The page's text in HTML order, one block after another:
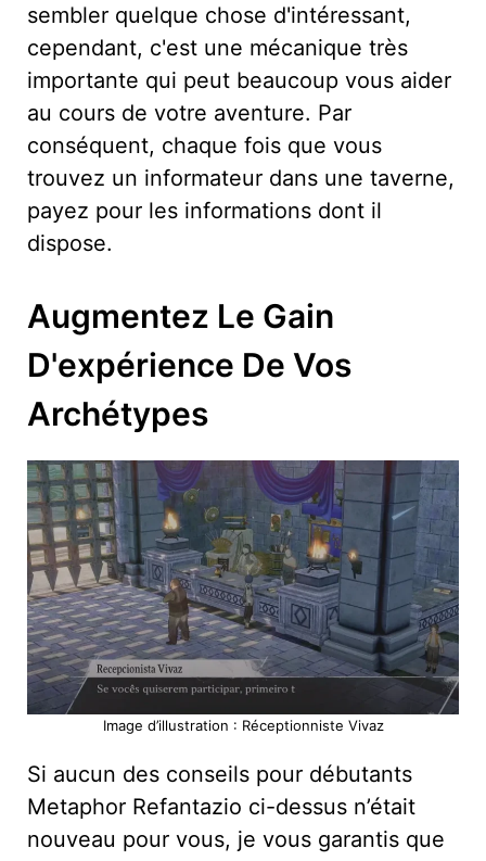
sembler quelque chose d'intéressant,
cependant, c'est une mécanique très
importante qui peut beaucoup vous aider
au cours de votre aventure. Par
conséquent, chaque fois que vous
trouvez un informateur dans une taverne,
payez pour les informations dont il
dispose.
Augmentez Le Gain
D'expérience De Vos
Archétypes
Image d’illustration : Réceptionniste Vivaz
Si aucun des conseils pour débutants
Metaphor Refantazio ci-dessus n’était
nouveau pour vous, je vous garantis que